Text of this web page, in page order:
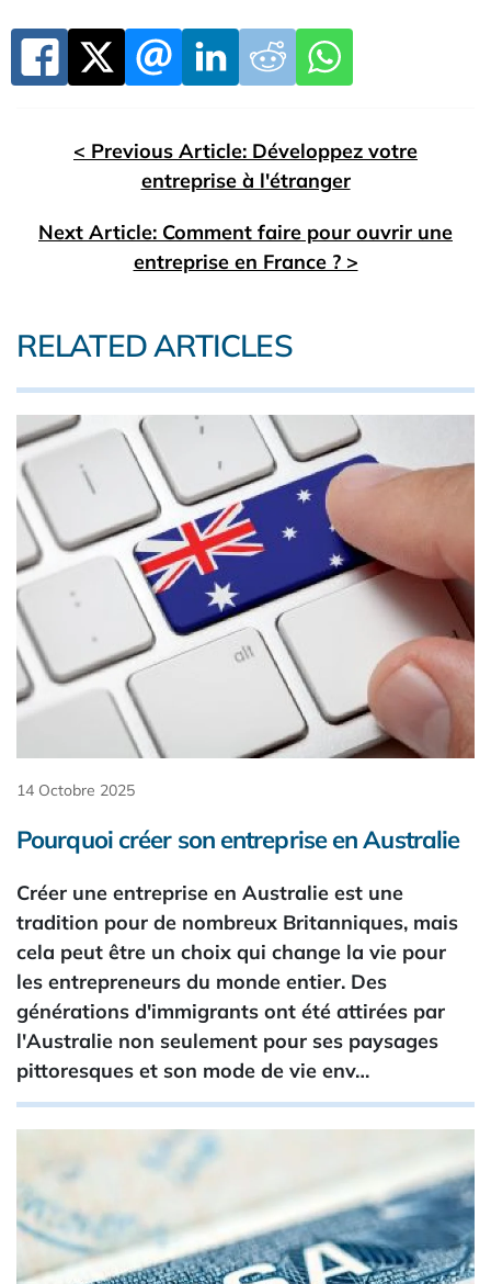
< Previous Article: Développez votre
entreprise à l'étranger
Next Article: Comment faire pour ouvrir une
entreprise en France ? >
RELATED ARTICLES
14 Octobre 2025
Pourquoi créer son entreprise en Australie
Créer une entreprise en Australie est une
tradition pour de nombreux Britanniques, mais
cela peut être un choix qui change la vie pour
les entrepreneurs du monde entier. Des
générations d'immigrants ont été attirées par
l'Australie non seulement pour ses paysages
pittoresques et son mode de vie env…